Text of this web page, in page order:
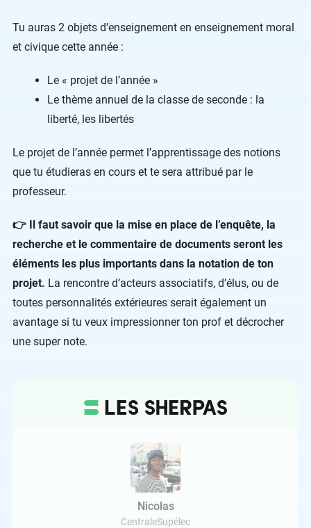
Tu auras 2 objets d’enseignement en enseignement moral
et civique cette année :
Le « projet de l’année »
Le thème annuel de la classe de seconde : la
liberté, les libertés
Le projet de l’année permet l’apprentissage des notions
que tu étudieras en cours et te sera attribué par le
professeur.
👉 Il faut savoir que la mise en place de l’enquête, la
recherche et le commentaire de documents seront les
éléments les plus importants dans la notation de ton
projet. La rencontre d’acteurs associatifs, d’élus, ou de
toutes personnalités extérieures serait également un
avantage si tu veux impressionner ton prof et décrocher
une super note.
Nicolas
CentraleSupélec